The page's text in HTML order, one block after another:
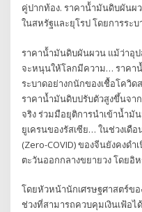
คู่ปากท้อง. ราคาน้้ามันดิบผันผ
ในสหรัฐและยุโรป โดยการระ
ราคาน้้ามันดิบผันผวน แม้ว่าอุ
จะหนุนให้โลกมีความ… ราคา
ระบาดอย่างกนักของเชื้อโควิด
ราคาน้ำมันดิบปรับตัวสูงขึ้นจา
จริง ร่วมมือยุติการนำเข้าน้ำมั
ยูเครนของรัสเซีย… ในช่วงเดื
(Zero-COVID) ของจีนยังคงด
ตะวันออกกลางขยายวง โดยอิ
โดยหัวหน้านักเศรษฐศาสตร์ข
ช่วงที่สามารถควบคุมเงินเฟ้อไ